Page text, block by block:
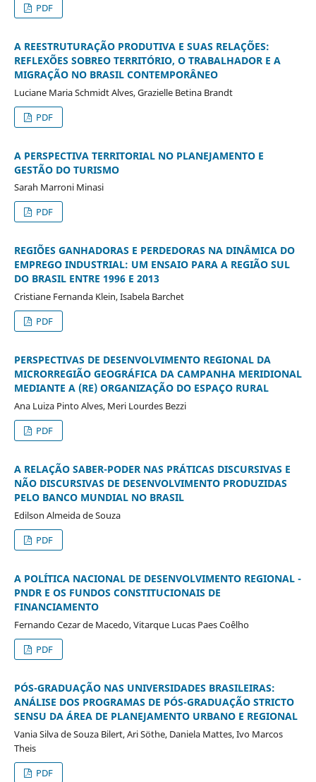
PDF
A REESTRUTURAÇÃO PRODUTIVA E SUAS RELAÇÕES:
REFLEXÕES SOBREO TERRITÓRIO, O TRABALHADOR E A
MIGRAÇÃO NO BRASIL CONTEMPORÂNEO
Luciane Maria Schmidt Alves, Grazielle Betina Brandt
PDF
A PERSPECTIVA TERRITORIAL NO PLANEJAMENTO E
GESTÃO DO TURISMO
Sarah Marroni Minasi
PDF
REGIÕES GANHADORAS E PERDEDORAS NA DINÂMICA DO
EMPREGO INDUSTRIAL: UM ENSAIO PARA A REGIÃO SUL
DO BRASIL ENTRE 1996 E 2013
Cristiane Fernanda Klein, Isabela Barchet
PDF
PERSPECTIVAS DE DESENVOLVIMENTO REGIONAL DA
MICRORREGIÃO GEOGRÁFICA DA CAMPANHA MERIDIONAL
MEDIANTE A (RE) ORGANIZAÇÃO DO ESPAÇO RURAL
Ana Luiza Pinto Alves, Meri Lourdes Bezzi
PDF
A RELAÇÃO SABER-PODER NAS PRÁTICAS DISCURSIVAS E
NÃO DISCURSIVAS DE DESENVOLVIMENTO PRODUZIDAS
PELO BANCO MUNDIAL NO BRASIL
Edilson Almeida de Souza
PDF
A POLÍTICA NACIONAL DE DESENVOLVIMENTO REGIONAL -
PNDR E OS FUNDOS CONSTITUCIONAIS DE
FINANCIAMENTO
Fernando Cezar de Macedo, Vitarque Lucas Paes Coêlho
PDF
PÓS-GRADUAÇÃO NAS UNIVERSIDADES BRASILEIRAS:
ANÁLISE DOS PROGRAMAS DE PÓS-GRADUAÇÃO STRICTO
SENSU DA ÁREA DE PLANEJAMENTO URBANO E REGIONAL
Vania Silva de Souza Bilert, Ari Söthe, Daniela Mattes, Ivo Marcos
Theis
PDF